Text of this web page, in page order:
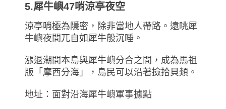
5.犀牛嶼47哨涼亭夜空
涼亭哨極為隱密，除非當地人帶路。遠眺犀
牛嶼夜間兀自如犀牛般沉睡。
漲退潮間本島與犀牛嶼分合之間，成為馬祖
版「摩西分海」，島民可以沿著撿拾貝類。
地址：面對沿海犀牛嶼軍事據點